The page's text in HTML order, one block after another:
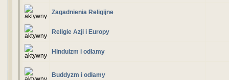
Zagadnienia Religijne
Religie Azji i Europy
Hinduizm i odłamy
Buddyzm i odłamy